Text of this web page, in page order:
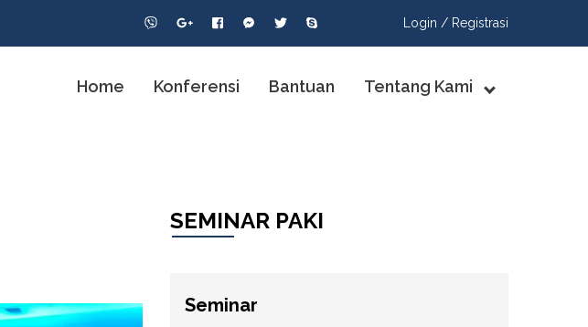
Login / Registrasi
Home Konferensi Bantuan Tentang Kami
SEMINAR PAKI
Seminar